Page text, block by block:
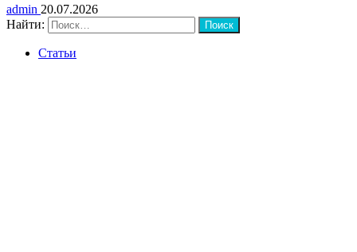
admin 20.07.2026
Найти:
Статьи